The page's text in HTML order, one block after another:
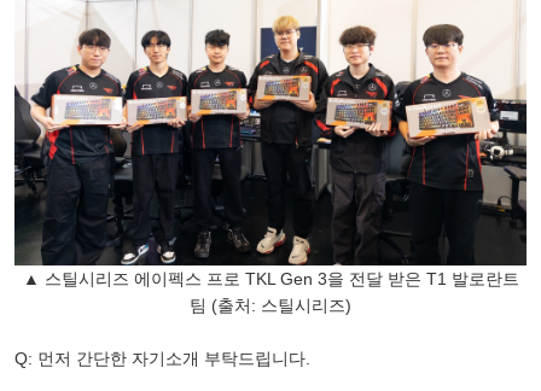
▲ 스틸시리즈 에이펙스 프로 TKL Gen 3을 전달 받은 T1 발로란트
팀 (출처: 스틸시리즈)
Q: 먼저 간단한 자기소개 부탁드립니다.